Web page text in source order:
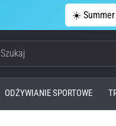
☀️ Summer
ODŻYWIANIE SPORTOWE